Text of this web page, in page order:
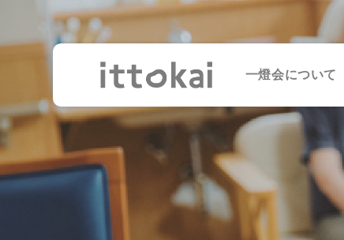
一燈会について